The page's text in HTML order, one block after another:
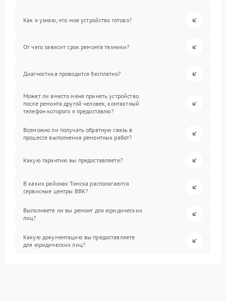
Как я узнаю, что мое устройство готово?
От чего зависит срок ремонта техники?
Диагностика проводится бесплатно?
Может ли вместо меня принять устройство
после ремонта другой человек, контактный
телефон которого я предоставлю?
Возможно ли получать обратную связь в
процессе выполнения ремонтных работ?
Какую гарантию вы предоставляете?
В каких районах Томска располагаются
сервисные центры BBK?
Выполняете ли вы ремонт для юридических
лиц?
Какую документацию вы предоставляете
для юридических лиц?